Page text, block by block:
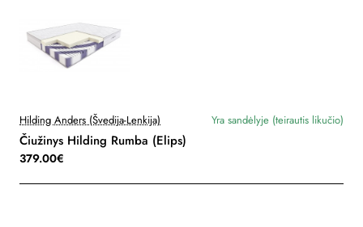
Hilding Anders (Švedija-Lenkija) Yra sandėlyje (teirautis likučio)
Čiužinys Hilding Rumba (Elips)
379.00€